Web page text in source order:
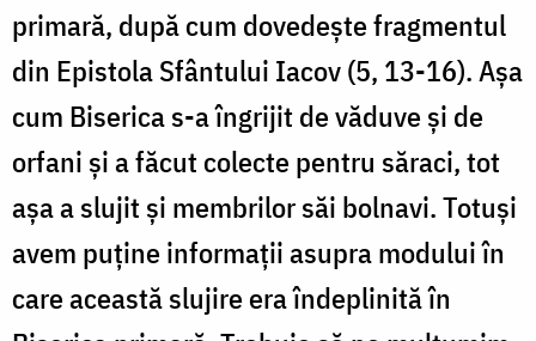
primară, după cum dovedește fragmentul
din Epistola Sfântului Iacov (5, 13-16). Așa
cum Biserica s-a îngrijit de văduve și de
orfani și a făcut colecte pentru săraci, tot
așa a slujit și membrilor săi bolnavi. Totuși
avem puține informații asupra modului în
care această slujire era îndeplinită în